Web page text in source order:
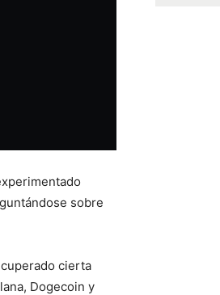
sobre
cierta
Dogecoin y